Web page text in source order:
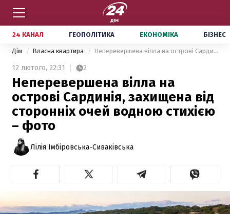
24 КАНАЛ ГЕОПОЛІТИКА ЕКОНОМІКА БІЗНЕС
Дім Власна квартира Неперевершена вілла на острові Сардинія, захищена від сторонніх очей водною стихією – фото
12 лютого, 22:31 2
Неперевершена вілла на
острові Сардинія, захищена від
сторонніх очей водною стихією
– фото
Лілія Імбіровська-Сиваківська